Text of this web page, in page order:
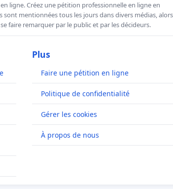
ligne. Créez une pétition professionnelle en ligne en
mentionnées tous les jours dans divers médias, alors
faire remarquer par le public et par les décideurs.
Plus
Faire une pétition en ligne
Politique de confidentialité
Gérer les cookies
À propos de nous